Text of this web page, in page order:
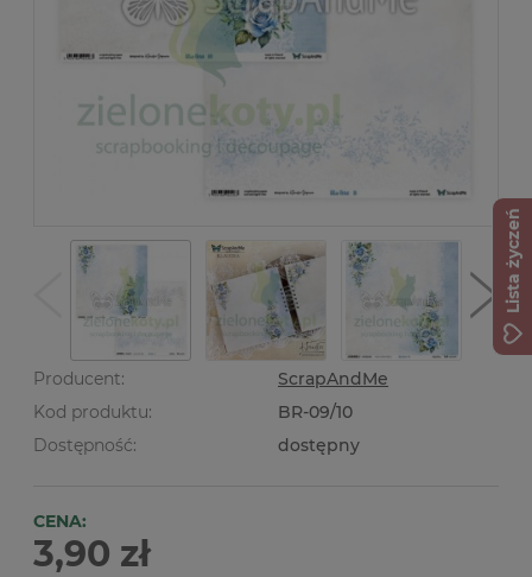
Producent:
ScrapAndMe
Kod produktu:
BR-09/10
Dostępność:
dostępny
CENA:
3,90 zł
Lista życzeń